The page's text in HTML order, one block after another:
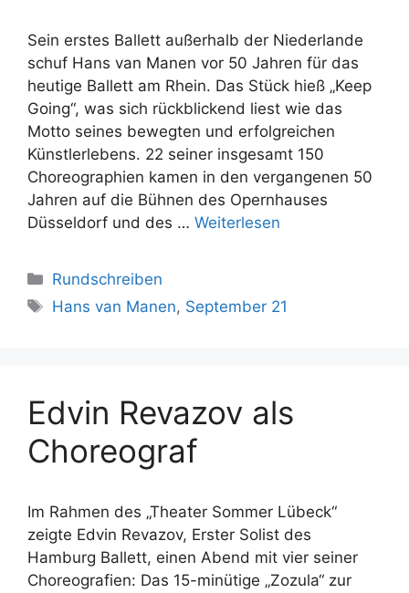
Sein erstes Ballett außerhalb der Niederlande
schuf Hans van Manen vor 50 Jahren für das
heutige Ballett am Rhein. Das Stück hieß „Keep
Going“, was sich rückblickend liest wie das
Motto seines bewegten und erfolgreichen
Künstlerlebens. 22 seiner insgesamt 150
Choreographien kamen in den vergangenen 50
Jahren auf die Bühnen des Opernhauses
Düsseldorf und des … Weiterlesen
Kategorien
Rundschreiben
Schlagwörter
Hans van Manen, September 21
Edvin Revazov als
Choreograf
Im Rahmen des „Theater Sommer Lübeck“
zeigte Edvin Revazov, Erster Solist des
Hamburg Ballett, einen Abend mit vier seiner
Choreografien: Das 15-minütige „Zozula“ zur